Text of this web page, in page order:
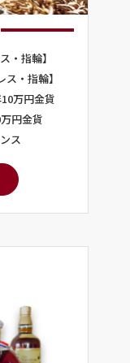
・指輪】
・指輪】
万円金貨
円金貨
ス